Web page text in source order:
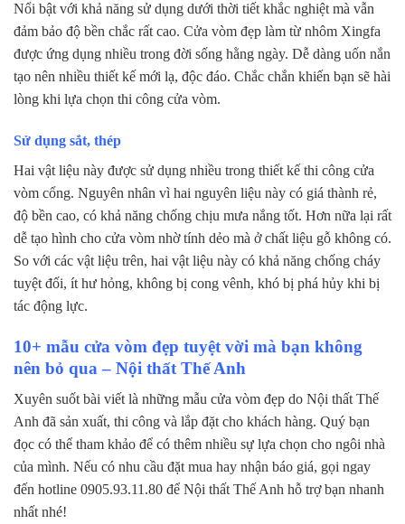
Nổi bật với khả năng sử dụng dưới thời tiết khắc nghiệt mà vẫn
đảm bảo độ bền chắc rất cao. Cửa vòm đẹp làm từ nhôm Xingfa
được ứng dụng nhiều trong đời sống hằng ngày. Dễ dàng uốn nắn
tạo nên nhiều thiết kế mới lạ, độc đáo. Chắc chắn khiến bạn sẽ hài
lòng khi lựa chọn thi công cửa vòm.
Sử dụng sắt, thép
Hai vật liệu này được sử dụng nhiều trong thiết kế thi công cửa
vòm cổng. Nguyên nhân vì hai nguyên liệu này có giá thành rẻ,
độ bền cao, có khả năng chống chịu mưa nắng tốt. Hơn nữa lại rất
dễ tạo hình cho cửa vòm nhờ tính dẻo mà ở chất liệu gỗ không có.
So với các vật liệu trên, hai vật liệu này có khả năng chống cháy
tuyệt đối, ít hư hỏng, không bị cong vênh, khó bị phá hủy khi bị
tác động lực.
10+ mẫu cửa vòm đẹp tuyệt vời mà bạn không
nên bỏ qua – Nội thất Thế Anh
Xuyên suốt bài viết là những mẫu cửa vòm đẹp do Nội thất Thế
Anh đã sản xuất, thi công và lắp đặt cho khách hàng. Quý bạn
đọc có thể tham khảo để có thêm nhiều sự lựa chọn cho ngôi nhà
của mình. Nếu có nhu cầu đặt mua hay nhận báo giá, gọi ngay
đến hotline 0905.93.11.80 để Nội thất Thế Anh hỗ trợ bạn nhanh
nhất nhé!